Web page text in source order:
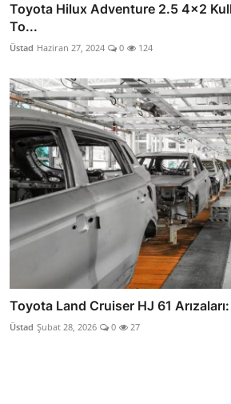
Toyota Hilux Adventure 2.5 4x2
To...
Üstad Haziran 27, 2024 0 124
Toyota Land Cruiser HJ 61
Üstad Şubat 28, 2026 0 27